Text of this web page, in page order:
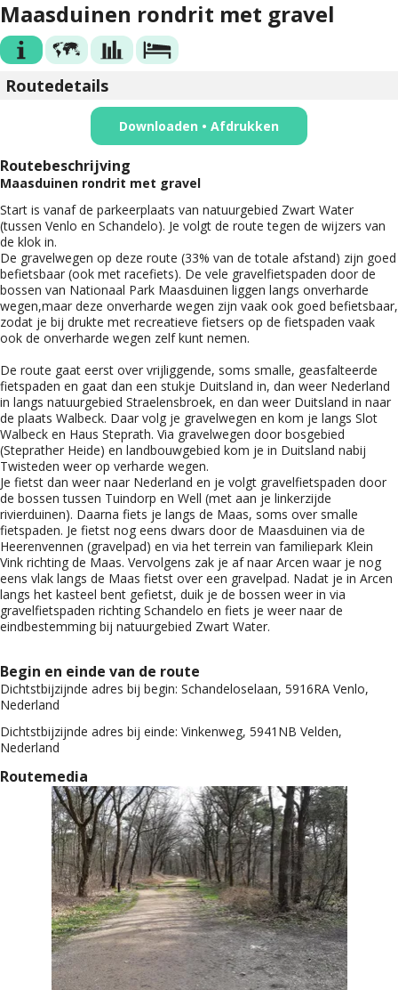
Maasduinen rondrit met gravel
Routedetails
Downloaden • Afdrukken
Routebeschrijving
Maasduinen rondrit met gravel
Start is vanaf de parkeerplaats van natuurgebied Zwart Water
(tussen Venlo en Schandelo). Je volgt de route tegen de wijzers van
de klok in.
De gravelwegen op deze route (33% van de totale afstand) zijn goed
befietsbaar (ook met racefiets). De vele gravelfietspaden door de
bossen van Nationaal Park Maasduinen liggen langs onverharde
wegen,maar deze onverharde wegen zijn vaak ook goed befietsbaar,
zodat je bij drukte met recreatieve fietsers op de fietspaden vaak
ook de onverharde wegen zelf kunt nemen.
De route gaat eerst over vrijliggende, soms smalle, geasfalteerde
fietspaden en gaat dan een stukje Duitsland in, dan weer Nederland
in langs natuurgebied Straelensbroek, en dan weer Duitsland in naar
de plaats Walbeck. Daar volg je gravelwegen en kom je langs Slot
Walbeck en Haus Steprath. Via gravelwegen door bosgebied
(Steprather Heide) en landbouwgebied kom je in Duitsland nabij
Twisteden weer op verharde wegen.
Je fietst dan weer naar Nederland en je volgt gravelfietspaden door
de bossen tussen Tuindorp en Well (met aan je linkerzijde
rivierduinen). Daarna fiets je langs de Maas, soms over smalle
fietspaden. Je fietst nog eens dwars door de Maasduinen via de
Heerenvennen (gravelpad) en via het terrein van familiepark Klein
Vink richting de Maas. Vervolgens zak je af naar Arcen waar je nog
eens vlak langs de Maas fietst over een gravelpad. Nadat je in Arcen
langs het kasteel bent gefietst, duik je de bossen weer in via
gravelfietspaden richting Schandelo en fiets je weer naar de
eindbestemming bij natuurgebied Zwart Water.
Begin en einde van de route
Dichtstbijzijnde adres bij begin: Schandeloselaan, 5916RA Venlo,
Nederland
Dichtstbijzijnde adres bij einde: Vinkenweg, 5941NB Velden,
Nederland
Routemedia